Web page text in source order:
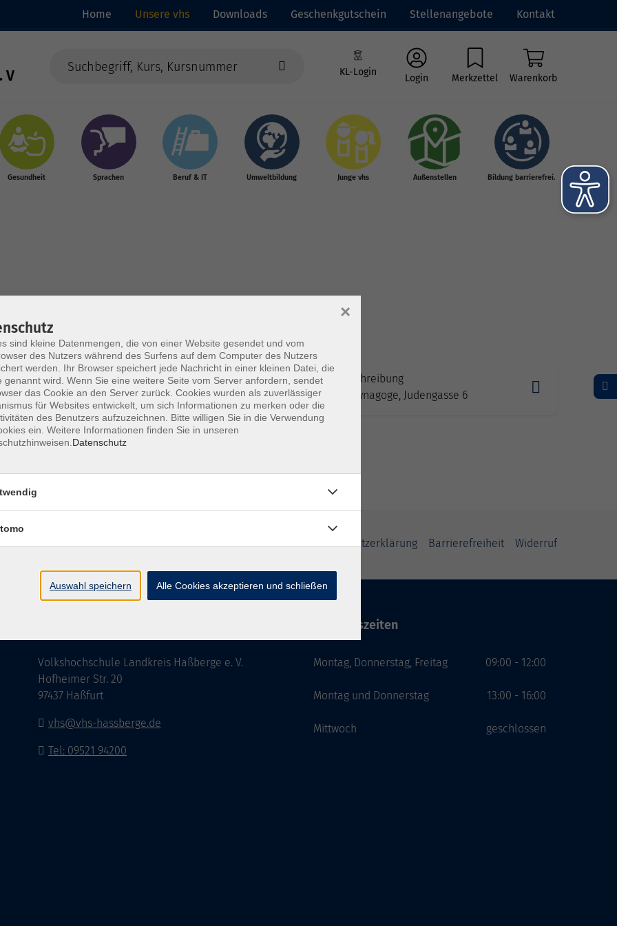
Home Unsere vhs Downloads Geschenkgutschein Stellenangebote Kontakt
V
KL-Login
Login Merkzettel Warenkorb
Gesundheit Sprachen Beruf & IT Umweltbildung Junge vhs Außenstellen Bildung barrierefrei.
dem Träger- und Förderverein Synagoge
Termine, siehe Beschreibung
Memmelsdorf / Synagoge, Judengasse 6
Datenschutzerklärung Barrierefreiheit Widerruf
Volkshochschule Landkreis Haßberge e. V.
Hofheimer Str. 20
97437 Haßfurt
vhs@vhs-hassberge.de
Tel: 09521 94200
Öffnungszeiten
Montag, Donnerstag, Freitag
Montag und Donnerstag
Mittwoch
09:00 - 12:00
13:00 - 16:00
geschlossen
sind kleine Datenmengen, die von einer Website gesendet und vom
des Nutzers während des Surfens auf dem Computer des Nutzers
werden. Ihr Browser speichert jede Nachricht in einer kleinen Datei, die
genannt wird. Wenn Sie eine weitere Seite vom Server anfordern, sendet
das Cookie an den Server zurück. Cookies wurden als zuverlässiger
für Websites entwickelt, um sich Informationen zu merken oder die
des Benutzers aufzuzeichnen. Bitte willigen Sie in die Verwendung
ein. Weitere Informationen finden Sie in unseren
Datenschutz
×
Auswahl speichern Alle Cookies akzeptieren und schließen